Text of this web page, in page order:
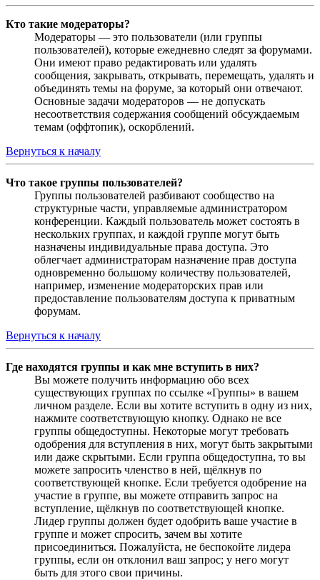
Кто такие модераторы?
Модераторы — это пользователи (или группы
пользователей), которые ежедневно следят за форумами.
Они имеют право редактировать или удалять
сообщения, закрывать, открывать, перемещать, удалять и
объединять темы на форуме, за который они отвечают.
Основные задачи модераторов — не допускать
несоответствия содержания сообщений обсуждаемым
темам (оффтопик), оскорблений.
Вернуться к началу
Что такое группы пользователей?
Группы пользователей разбивают сообщество на
структурные части, управляемые администратором
конференции. Каждый пользователь может состоять в
нескольких группах, и каждой группе могут быть
назначены индивидуальные права доступа. Это
облегчает администраторам назначение прав доступа
одновременно большому количеству пользователей,
например, изменение модераторских прав или
предоставление пользователям доступа к приватным
форумам.
Вернуться к началу
Где находятся группы и как мне вступить в них?
Вы можете получить информацию обо всех
существующих группах по ссылке «Группы» в вашем
личном разделе. Если вы хотите вступить в одну из них,
нажмите соответствующую кнопку. Однако не все
группы общедоступны. Некоторые могут требовать
одобрения для вступления в них, могут быть закрытыми
или даже скрытыми. Если группа общедоступна, то вы
можете запросить членство в ней, щёлкнув по
соответствующей кнопке. Если требуется одобрение на
участие в группе, вы можете отправить запрос на
вступление, щёлкнув по соответствующей кнопке.
Лидер группы должен будет одобрить ваше участие в
группе и может спросить, зачем вы хотите
присоединиться. Пожалуйста, не беспокойте лидера
группы, если он отклонил ваш запрос; у него могут
быть для этого свои причины.